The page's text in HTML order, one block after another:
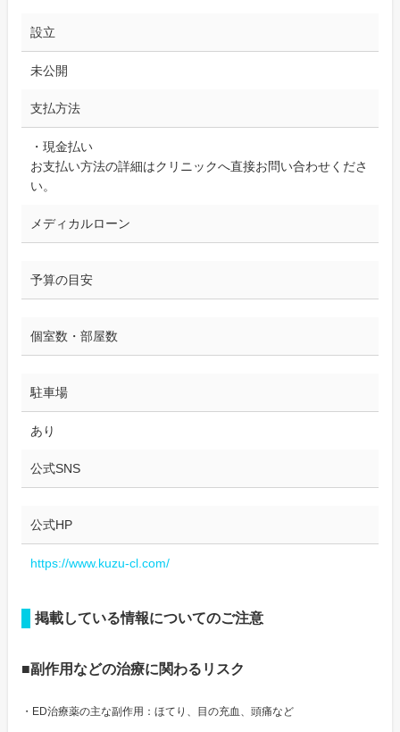
設立
未公開
支払方法
・現金払い
お支払い方法の詳細はクリニックへ直接お問い合わせくださ
い。
メディカルローン
予算の目安
個室数・部屋数
駐車場
あり
公式SNS
公式HP
https://www.kuzu-cl.com/
掲載している情報についてのご注意
■副作用などの治療に関わるリスク
・ED治療薬の主な副作用：ほてり、目の充血、頭痛など